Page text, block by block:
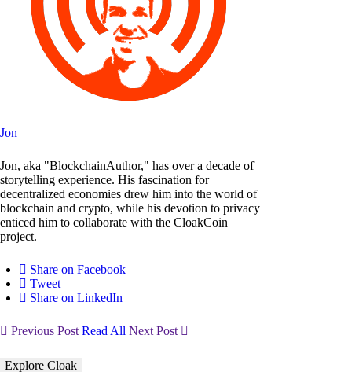
Jon
Jon, aka "BlockchainAuthor," has over a decade of
storytelling experience. His fascination for
decentralized economies drew him into the world of
blockchain and crypto, while his devotion to privacy
enticed him to collaborate with the CloakCoin
project.
Share on Facebook
Tweet
Share on LinkedIn
Previous PostRead All Next Post
Explore Cloak